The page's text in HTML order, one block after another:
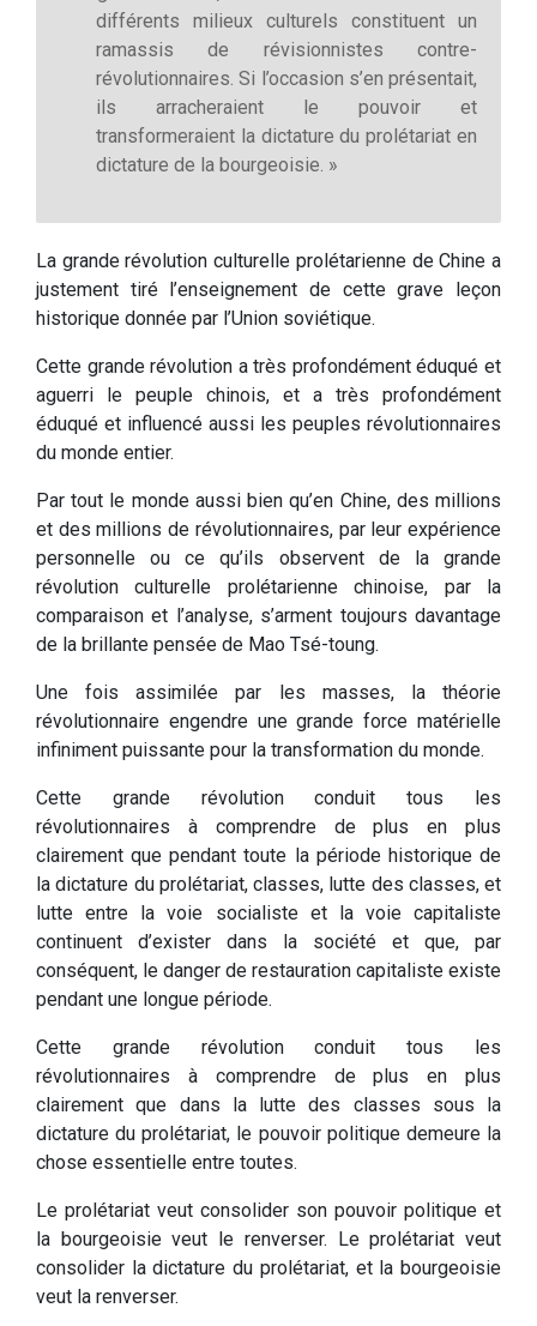
différents milieux culturels constituent un
ramassis de révisionnistes contre-
révolutionnaires. Si l’occasion s’en présentait,
ils arracheraient le pouvoir et
transformeraient la dictature du prolétariat en
dictature de la bourgeoisie. »
La grande révolution culturelle prolétarienne de Chine a
justement tiré l’enseignement de cette grave leçon
historique donnée par l’Union soviétique.
Cette grande révolution a très profondément éduqué et
aguerri le peuple chinois, et a très profondément
éduqué et influencé aussi les peuples révolutionnaires
du monde entier.
Par tout le monde aussi bien qu’en Chine, des millions
et des millions de révolutionnaires, par leur expérience
personnelle ou ce qu’ils observent de la grande
révolution culturelle prolétarienne chinoise, par la
comparaison et l’analyse, s’arment toujours davantage
de la brillante pensée de Mao Tsé-toung.
Une fois assimilée par les masses, la théorie
révolutionnaire engendre une grande force matérielle
infiniment puissante pour la transformation du monde.
Cette grande révolution conduit tous les
révolutionnaires à comprendre de plus en plus
clairement que pendant toute la période historique de
la dictature du prolétariat, classes, lutte des classes, et
lutte entre la voie socialiste et la voie capitaliste
continuent d’exister dans la société et que, par
conséquent, le danger de restauration capitaliste existe
pendant une longue période.
Cette grande révolution conduit tous les
révolutionnaires à comprendre de plus en plus
clairement que dans la lutte des classes sous la
dictature du prolétariat, le pouvoir politique demeure la
chose essentielle entre toutes.
Le prolétariat veut consolider son pouvoir politique et
la bourgeoisie veut le renverser. Le prolétariat veut
consolider la dictature du prolétariat, et la bourgeoisie
veut la renverser.